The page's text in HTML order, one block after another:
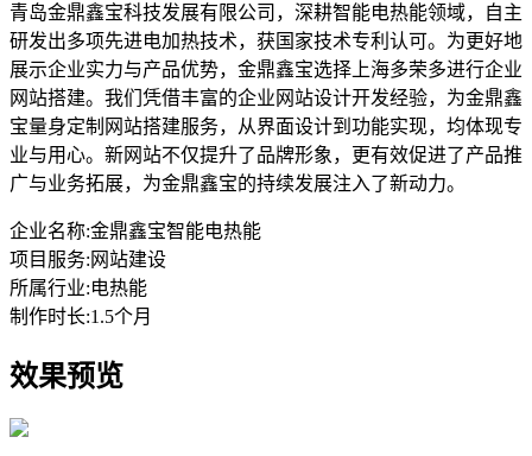
青岛金鼎鑫宝科技发展有限公司，深耕智能电热能领域，自主
研发出多项先进电加热技术，获国家技术专利认可。为更好地
展示企业实力与产品优势，金鼎鑫宝选择上海多荣多进行企业
网站搭建。我们凭借丰富的企业网站设计开发经验，为金鼎鑫
宝量身定制网站搭建服务，从界面设计到功能实现，均体现专
业与用心。新网站不仅提升了品牌形象，更有效促进了产品推
广与业务拓展，为金鼎鑫宝的持续发展注入了新动力。
企业名称:金鼎鑫宝智能电热能
项目服务: 网站建设
所属行业:电热能
制作时长:1.5个月
效果预览